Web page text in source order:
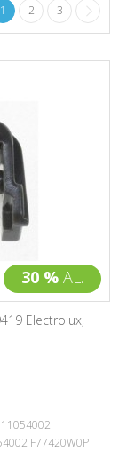
1 2 3
30 % AL.
Electrolux,
F77420W0P